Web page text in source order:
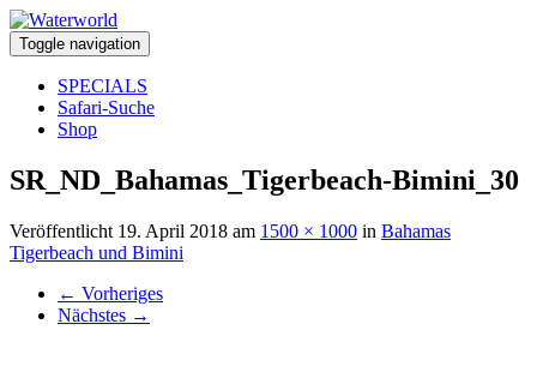
Toggle navigation
SPECIALS
Safari-Suche
Shop
SR_ND_Bahamas_Tigerbeach-Bimini_30
Veröffentlicht 19. April 2018 am 1500 × 1000 in Bahamas
Tigerbeach und Bimini
← Vorheriges
Nächstes →